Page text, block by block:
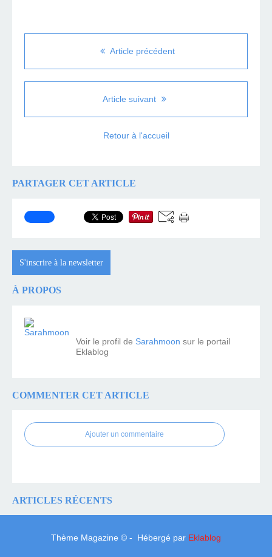
Article précédent
Article suivant
Retour à l'accueil
PARTAGER CET ARTICLE
S'inscrire à la newsletter
À PROPOS
Voir le profil de Sarahmoon sur le portail
Eklablog
COMMENTER CET ARTICLE
Ajouter un commentaire
ARTICLES RÉCENTS
Thème Magazine © - Hébergé par Eklablog